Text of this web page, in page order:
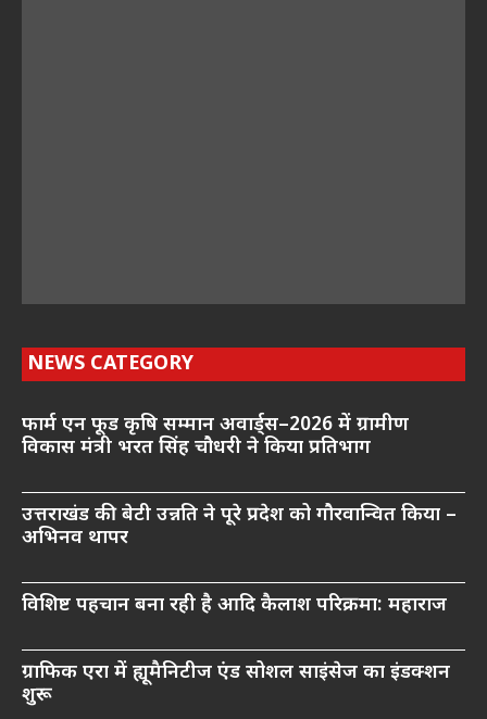
NEWS CATEGORY
फार्म एन फूड कृषि सम्मान अवार्ड्स–2026 में ग्रामीण
विकास मंत्री भरत सिंह चौधरी ने किया प्रतिभाग
उत्तराखंड की बेटी उन्नति ने पूरे प्रदेश को गौरवान्वित किया –
अभिनव थापर
विशिष्ट पहचान बना रही है आदि कैलाश परिक्रमा: महाराज
ग्राफिक एरा में ह्यूमैनिटीज एंड सोशल साइंसेज का इंडक्शन
शुरू